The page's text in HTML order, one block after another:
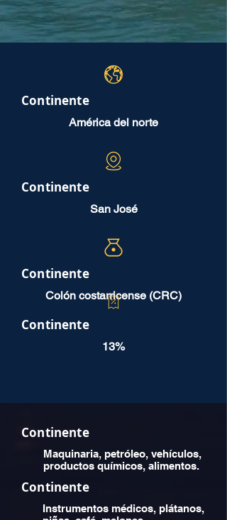
Continente
América del norte
Continente
San José
Continente
Colón costarricense (CRC)
Continente
13%
Continente
Maquinaria, petróleo, vehículos,
productos químicos, alimentos.
Continente
Instrumentos médicos, plátanos,